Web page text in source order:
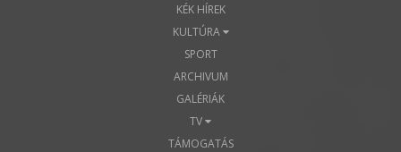
KÉK HÍREK
KULTÚRA
SPORT
ARCHIVUM
GALÉRIÁK
TV
TÁMOGATÁS